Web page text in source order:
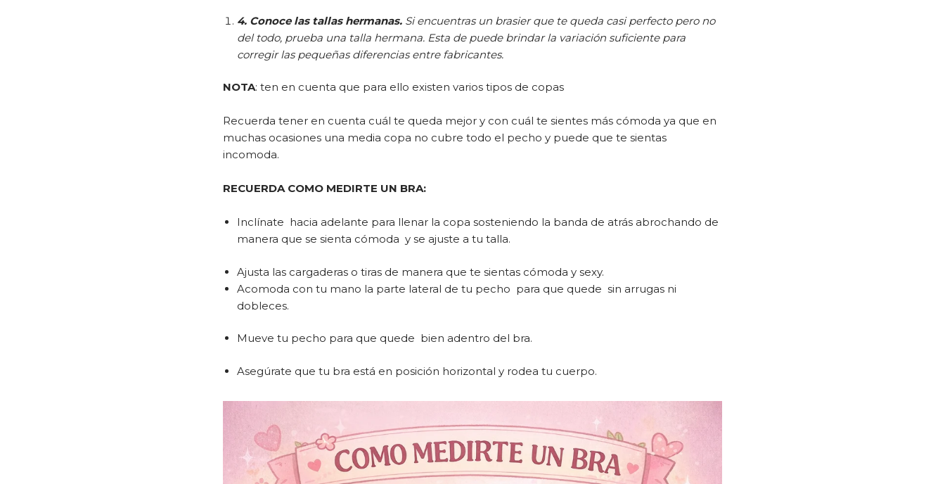
4. Conoce las tallas hermanas. Si encuentras un brasier que te queda casi perfecto pero no
del todo, prueba una talla hermana. Esta de puede brindar la variación suficiente para
corregir las pequeñas diferencias entre fabricantes.
NOTA: ten en cuenta que para ello existen varios tipos de copas
Recuerda tener en cuenta cuál te queda mejor y con cuál te sientes más cómoda ya que en
muchas ocasiones una media copa no cubre todo el pecho y puede que te sientas
incomoda.
RECUERDA COMO MEDIRTE UN BRA:
Inclínate hacia adelante para llenar la copa sosteniendo la banda de atrás abrochando de
manera que se sienta cómoda y se ajuste a tu talla.
Ajusta las cargaderas o tiras de manera que te sientas cómoda y sexy.
Acomoda con tu mano la parte lateral de tu pecho para que quede sin arrugas ni
dobleces.
Mueve tu pecho para que quede bien adentro del bra.
Asegúrate que tu bra está en posición horizontal y rodea tu cuerpo.